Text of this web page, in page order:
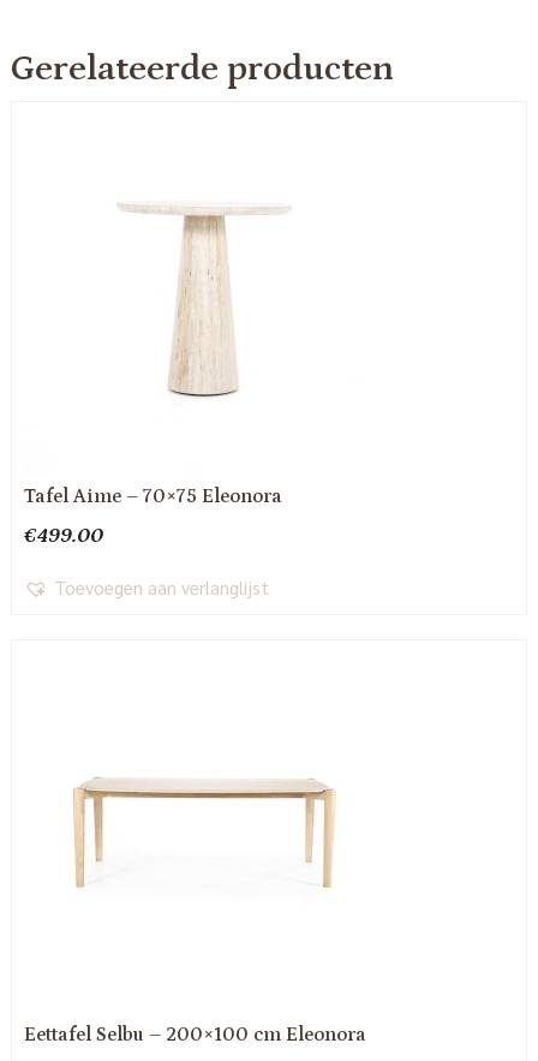
Gerelateerde producten
Tafel Aime – 70×75 Eleonora
€499.00
Toevoegen aan verlanglijst
Eettafel Selbu – 200×100 cm Eleonora